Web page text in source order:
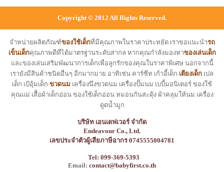
Copyright © 2012 All Rights Reserved.
จำหน่ายผลิตภัณฑ์ของใช้เด็กที่มีคุณภาพในราคาประหยัด เราขอแนะนำรถ
เข็นเด็กคุณภาพดีที่ได้มาตรฐานระดับสากล หากคุณกำลังมองหาของเล่นเด็ก
และของเล่นเสริมพัฒนาการเด็กเพื่อลูกรักของคุณในราคาพิเศษ นอกจากนี้
เรายังมีสินค้าชนิดอื่นๆ อีกมากมาย อาทิเช่น คาร์ซีท เก้าอี้เด็ก เตียงเด็ก เปล
เด็ก เป้อุ้มเด็ก ขวดนม เครื่องนึ่งขวดนม เครื่องปั๊มนม เบบี้มอนิเตอร์ ของใช้
คุณแม่ เสื้อผ้าเด็กอ่อน ของใช้เด็กอ่อน หมอนกันสะดุ้ง ผ้าคลุมให้นม เครื่อง
ดูดน้ำมูก
บริษัท เอนเดฟเวอร์ จำกัด
Endeavour Co., Ltd.
เลขประจำตัวผู้เสียภาษีอากร 0745555004781
Tel: 099-369-5393
Email: contact@babyfirst.co.th